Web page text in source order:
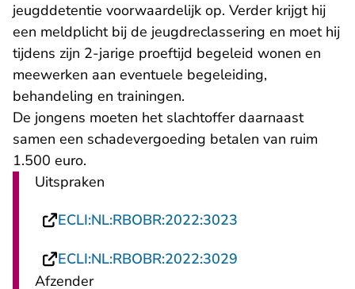
jeugddetentie voorwaardelijk op. Verder krijgt hij
een meldplicht bij de jeugdreclassering en moet hij
tijdens zijn 2-jarige proeftijd begeleid wonen en
meewerken aan eventuele begeleiding,
behandeling en trainingen.
De jongens moeten het slachtoffer daarnaast
samen een schadevergoeding betalen van ruim
1.500 euro.
Uitspraken
ECLI:NL:RBOBR:2022:3023
ECLI:NL:RBOBR:2022:3029
Afzender